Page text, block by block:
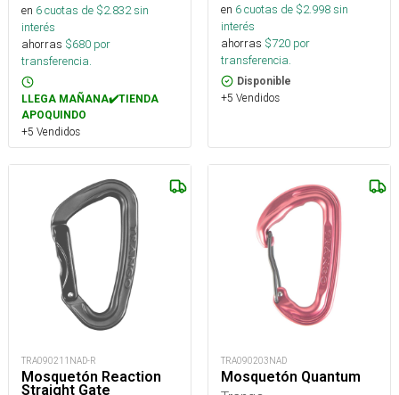
en 6cuotas de $2.832sin
interés
ahorras $680 por
transferencia.
LLEGA MAÑANA✔️TIENDA
APOQUINDO
+5 Vendidos
en 6cuotas de $2.998sin
interés
ahorras $720 por
transferencia.
Disponible
+5 Vendidos
TRA090211NAD-R
Mosquetón Reaction
Straight Gate
TRA090203NAD
Mosquetón Quantum